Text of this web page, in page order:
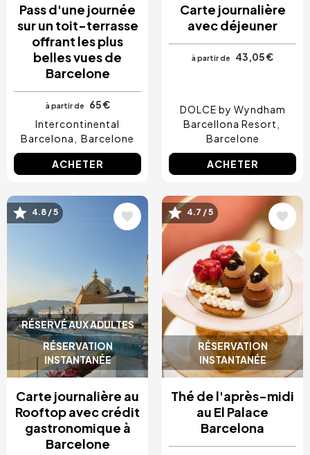
Pass d'une journée
sur un toit-terrasse
offrant les plus
belles vues de
Barcelone
à partir de
65 €
Intercontinental
Barcelona
Barcelone
ACHETER
Carte journalière
avec déjeuner
à partir de 43,05 €
DOLCE by Wyndham
Barcellona Resort
Barcelone
ACHETER
RÉSERVÉ AUX ADULTES
RÉSERVATION
INSTANTANÉE
Image
4.8 / 5
Carte journalière au
Rooftop avec crédit
gastronomique à
Barcelone
RÉSERVATION
INSTANTANÉE
Image
4.7 / 5
Thé de l'après-midi
au El Palace
Barcelona